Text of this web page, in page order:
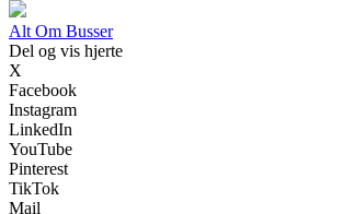
Alt Om Busser
Del og vis hjerte
X
Facebook
Instagram
LinkedIn
YouTube
Pinterest
TikTok
Mail